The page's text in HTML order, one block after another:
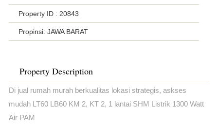
Property ID : 20843
Propinsi: JAWA BARAT
Property Description
Di jual rumah murah berkualitas lokasi strategis, askses
mudah LT60 LB60 KM 2, KT 2, 1 lantai SHM Listrik 1300 Watt
Air PAM